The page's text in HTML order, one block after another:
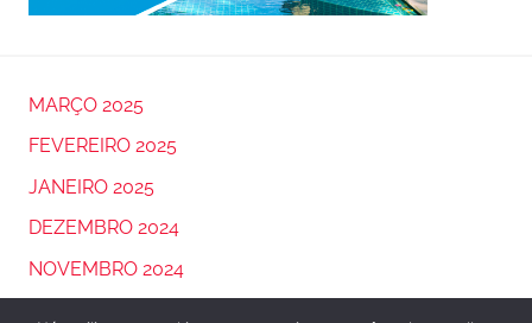
MARÇO 2025
FEVEREIRO 2025
JANEIRO 2025
DEZEMBRO 2024
NOVEMBRO 2024